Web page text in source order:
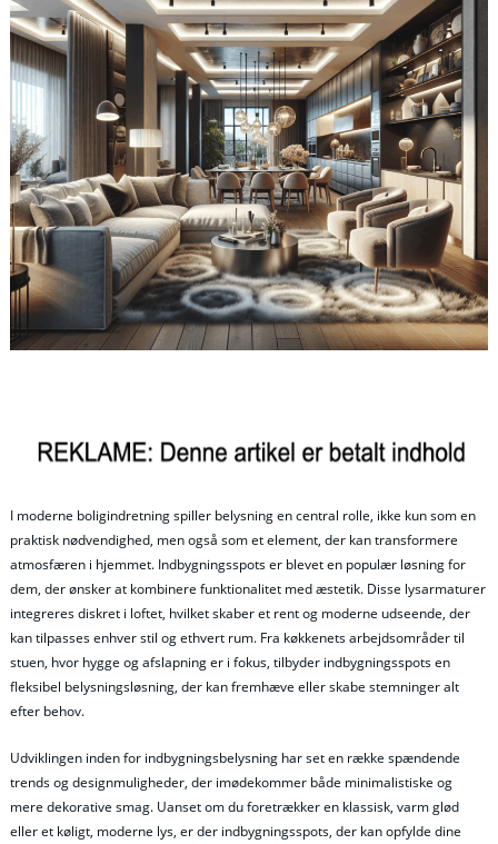
I moderne boligindretning spiller belysning en central rolle, ikke kun som en
praktisk nødvendighed, men også som et element, der kan transformere
atmosfæren i hjemmet. Indbygningsspots er blevet en populær løsning for
dem, der ønsker at kombinere funktionalitet med æstetik. Disse lysarmaturer
integreres diskret i loftet, hvilket skaber et rent og moderne udseende, der
kan tilpasses enhver stil og ethvert rum. Fra køkkenets arbejdsområder til
stuen, hvor hygge og afslapning er i fokus, tilbyder indbygningsspots en
fleksibel belysningsløsning, der kan fremhæve eller skabe stemninger alt
efter behov.
Udviklingen inden for indbygningsbelysning har set en række spændende
trends og designmuligheder, der imødekommer både minimalistiske og
mere dekorative smag. Uanset om du foretrækker en klassisk, varm glød
eller et køligt, moderne lys, er der indbygningsspots, der kan opfylde dine